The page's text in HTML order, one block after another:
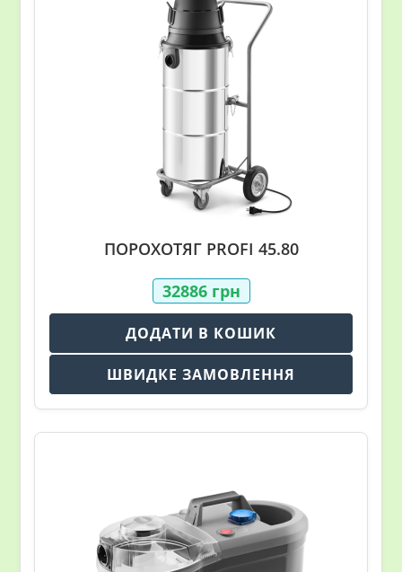
ПОРОХОТЯГ PROFI 45.80
32886 грн
ДОДАТИ В КОШИК
ШВИДКЕ ЗАМОВЛЕННЯ